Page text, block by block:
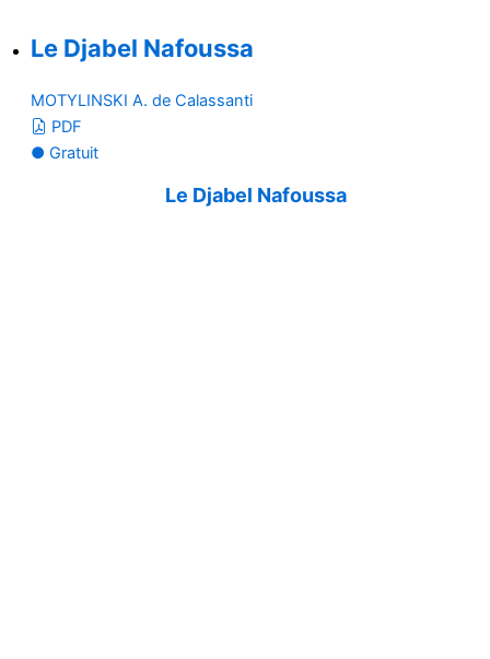
Le Djabel Nafoussa
MOTYLINSKI A. de Calassanti
PDF
● Gratuit
Le Djabel Nafoussa